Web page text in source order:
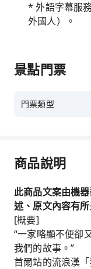
* 外語字幕服
外國人）。
景點門票
門票類型
商品說明
此商品文案由機
述、原文內容有
[概要]
“一家略顯不便卻
我們的故事。”
首爾站的流浪漢